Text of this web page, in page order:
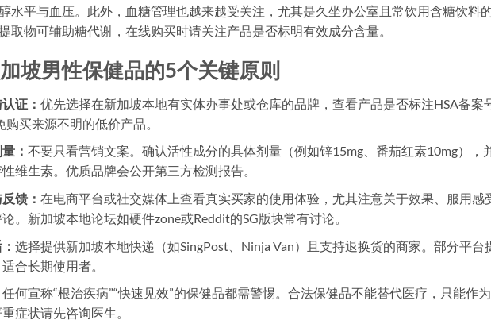
水平与血压。此外，血糖管理也越来越受关注，尤其是久坐办公室且常饮用含糖饮料
取物可辅助糖代谢，在线购买时请关注产品是否标明有效成分含量。
坡男性保健品的5个关键原则
证： 优先选择在新加坡本地有实体办事处或仓库的品牌，查看产品是否标注HSA备案
买来源不明的低价产品。
： 不要只看营销文案。确认活性成分的具体剂量（例如锌15mg、番茄红素10mg），
维生素。优质品牌会公开第三方检测报告。
馈： 在电商平台或社交媒体上查看真实买家的使用体验，尤其注意关于效果、服用感
。新加坡本地论坛如硬件zone或Reddit的SG版块常有讨论。
选择提供新加坡本地快递（如SingPost、Ninja Van）且支持退换货的商家。部分平台
合长期使用者。
任何宣称“根治疾病”“快速见效”的保健品都需警惕。合法保健品不能替代医疗，只能作
症状请先咨询医生。